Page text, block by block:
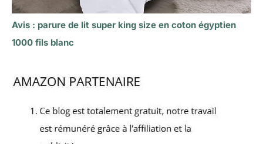
Avis : parure de lit super king size en coton égyptien
1000 fils blanc